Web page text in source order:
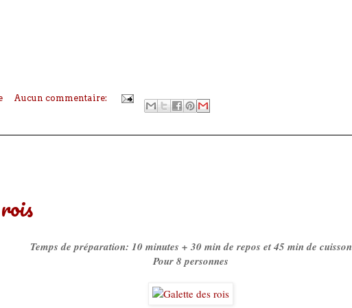
Aucun commentaire:
Temps de préparation: 10 minutes + 30 min de repos et 45 min de cuisson
Pour 8 personnes